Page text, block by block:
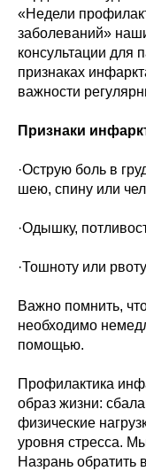
«Недели
заболеваний»
консультации для
признаках
важности
Признаки
·Острую боль в
шею, спину или
·Одышку,
·Тошноту или
Важно помнить,
необходимо
помощью.
Профилактика
образ жизни:
физические
уровня стресса.
Назрань обратить